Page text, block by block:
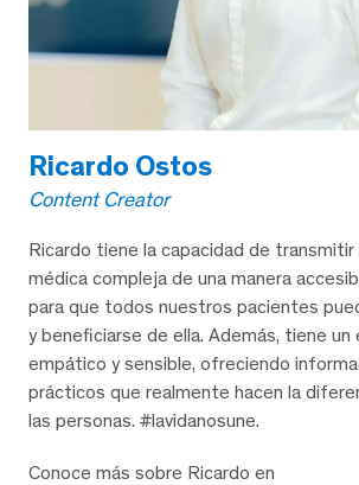
Ricardo Ostos
Content Creator
Ricardo tiene la capacidad de
médica compleja de una manera
para que todos nuestros pacientes
y beneficiarse de ella. Además, tiene un
empático y sensible, ofreciendo
prácticos que realmente hacen la
las personas. #lavidanosune.
Conoce más sobre Ricardo en